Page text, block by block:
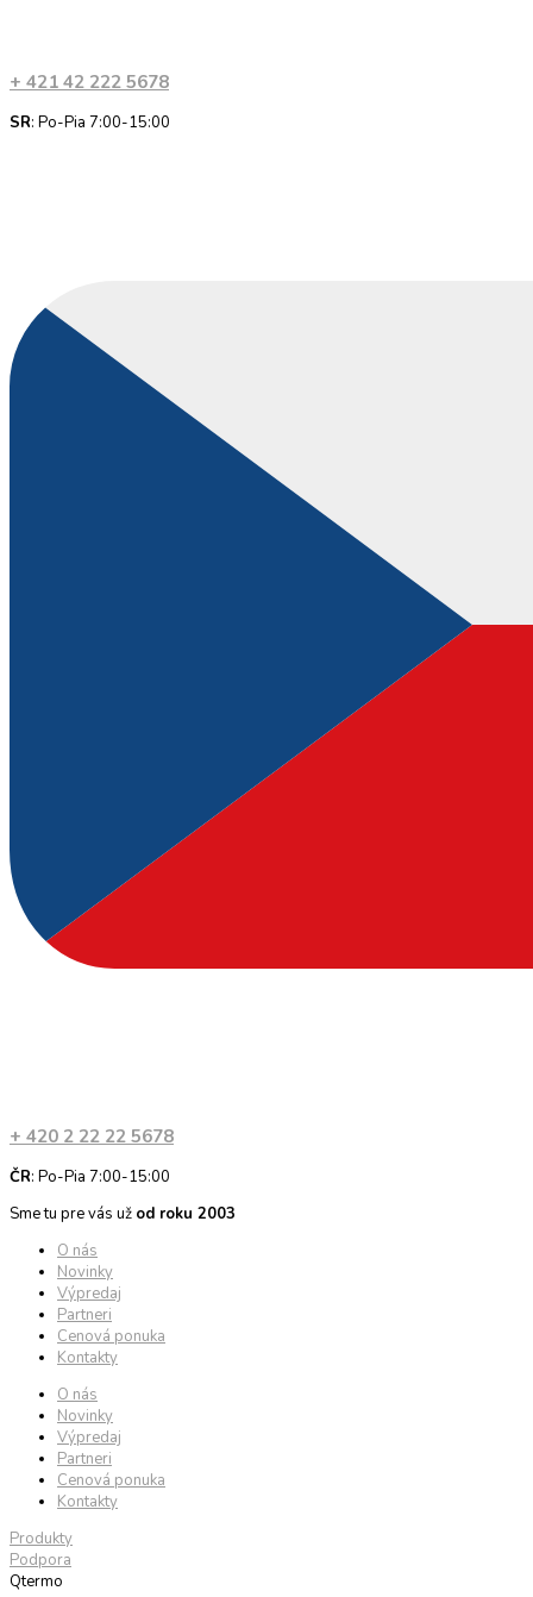
+ 421 42 222 5678
SR: Po-Pia 7:00-15:00
+ 420 2 22 22 5678
ČR: Po-Pia 7:00-15:00
Sme tu pre vás už od roku 2003
O nás
Novinky
Výpredaj
Partneri
Cenová ponuka
Kontakty
O nás
Novinky
Výpredaj
Partneri
Cenová ponuka
Kontakty
Produkty
Podpora
Qtermo